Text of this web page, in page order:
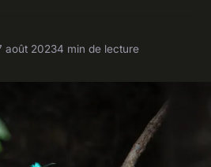
août 20234 min de lecture